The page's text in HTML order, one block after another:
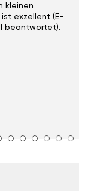
kleinen
exzellent (E-
beantwortet).